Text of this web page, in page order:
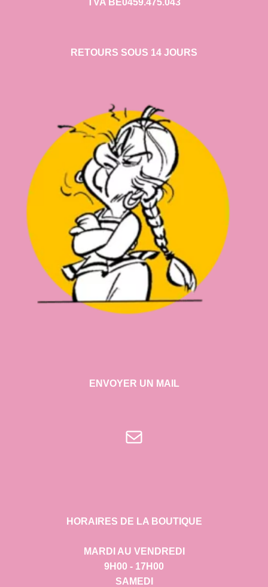
TVA BE0459.475.043
RETOURS SOUS 14 JOURS
ENVOYER UN MAIL
E-mail
HORAIRES DE LA BOUTIQUE
MARDI AU VENDREDI
9H00 - 17H00
SAMEDI